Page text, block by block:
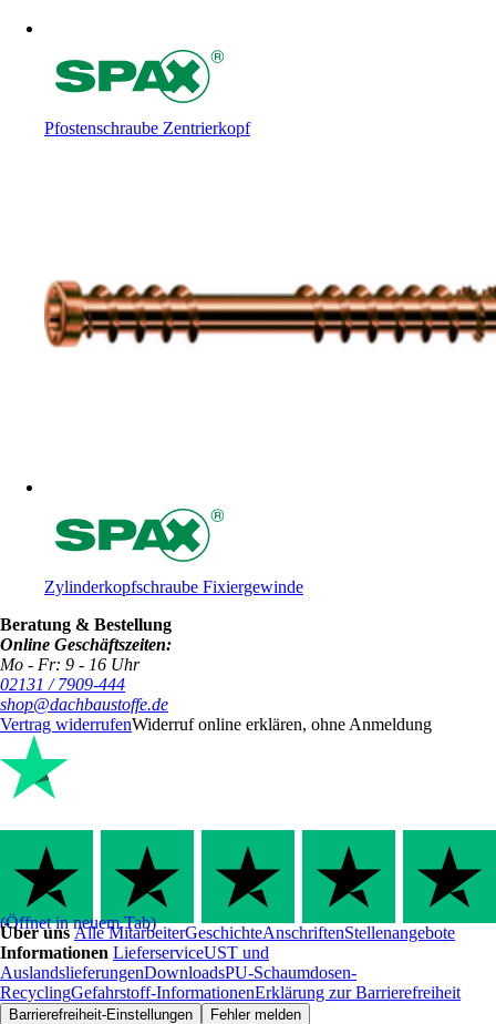
Pfostenschraube Zentrierkopf
Zylinderkopfschraube Fixiergewinde
Beratung & Bestellung
Online Geschäftszeiten:
Mo - Fr: 9 - 16 Uhr
02131 / 7909-444
shop@dachbaustoffe.de
Vertrag widerrufenWiderruf online erklären, ohne Anmeldung
(Öffnet in neuem Tab)
Über unsAlle MitarbeiterGeschichteAnschriftenStellenangebote
Informationen LieferserviceUST und
AuslandslieferungenDownloadsPU-Schaumdosen-
RecyclingGefahrstoff-InformationenErklärung zur Barrierefreiheit
Barrierefreiheit-Einstellungen Fehler melden